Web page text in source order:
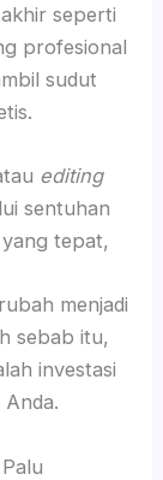
seperti
profesional
sudut
editing
sentuhan
tepat,
menjadi
sebab itu,
investasi